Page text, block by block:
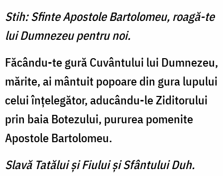
Stih: Sfinte Apostole Bartolomeu, roagă-te
lui Dumnezeu pentru noi.
Făcându-te gură Cuvântului lui Dumnezeu,
mărite, ai mântuit popoare din gura lupului
celui înţelegător, aducându-le Ziditorului
prin baia Botezului, pururea pomenite
Apostole Bartolomeu.
Slavă Tatălui şi Fiului şi Sfântului Duh.